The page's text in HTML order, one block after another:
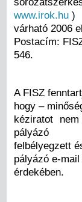
www.irok.hu )
várható 2006
Postacím:
546.
A FISZ
hogy –
kéziratot
pályázó
felbélyegzett
pályázó e-
érdekében.